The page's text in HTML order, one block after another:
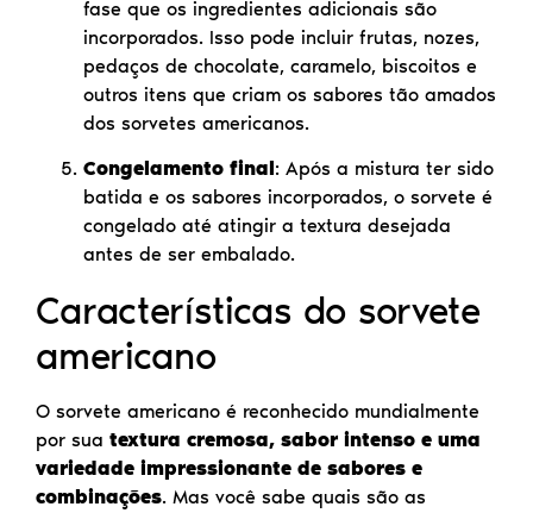
fase que os ingredientes adicionais são
incorporados. Isso pode incluir frutas, nozes,
pedaços de chocolate, caramelo, biscoitos e
outros itens que criam os sabores tão amados
dos sorvetes americanos.
Congelamento final : Após a mistura ter sido
batida e os sabores incorporados, o sorvete é
congelado até atingir a textura desejada
antes de ser embalado.
Características do sorvete
americano
O sorvete americano é reconhecido mundialmente
por sua textura cremosa, sabor intenso e uma
variedade impressionante de sabores e
combinações. Mas você sabe quais são as